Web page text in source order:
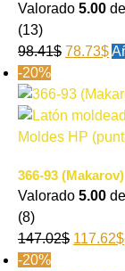
Valorado 5.00
(13)
98.41$ 78.73$
-20%
Moldes HP
366-93
Valorado 5.00
(8)
147.02$ 117.62$
-20%